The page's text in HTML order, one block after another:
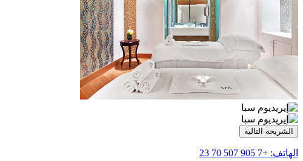
الشريحة التالية
الهاتف: +7 905 507 70 23